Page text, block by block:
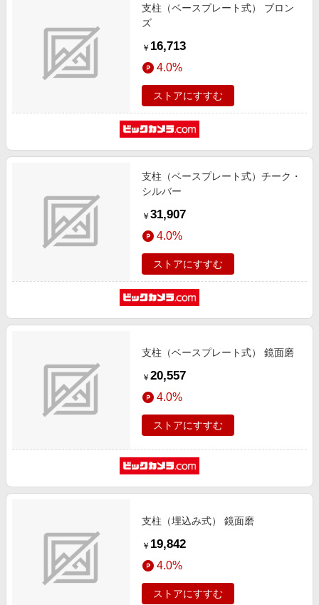
支柱（ベースプレート式） ブロン
ズ
￥ 16,713
4.0%
ストアにすすむ
支柱（ベースプレート式）チーク・
シルバー
￥ 31,907
4.0%
ストアにすすむ
支柱（ベースプレート式） 鏡面磨
￥ 20,557
4.0%
ストアにすすむ
支柱（埋込み式） 鏡面磨
￥ 19,842
4.0%
ストアにすすむ